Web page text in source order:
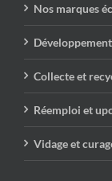
Nos marques
Collecte et
Réemploi et
Vidage et